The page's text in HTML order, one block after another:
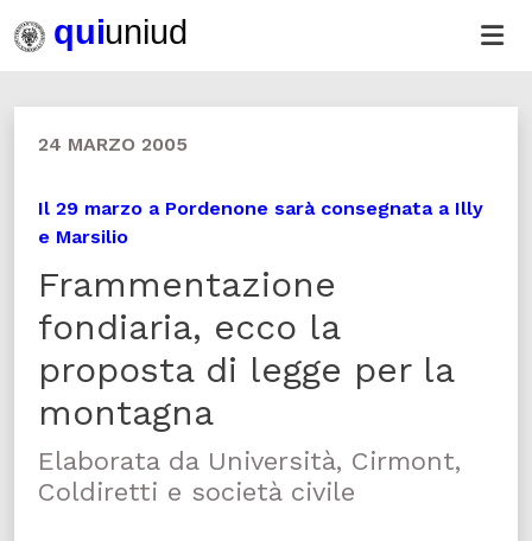
24 MARZO 2005
Il 29 marzo a Pordenone sarà consegnata a Illy
e Marsilio
Frammentazione
fondiaria, ecco la
proposta di legge per la
montagna
Elaborata da Università, Cirmont,
Coldiretti e società civile